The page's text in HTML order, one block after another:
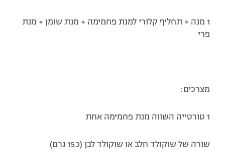
1 מנה = תחליף קלורי למנת פחמימה + מנת שומן + מנת
פרי
מצרכים:
1 טורטייה השווה מנת פחמימה אחת
שורה של שוקולד חלב או שוקולד לבן (כ15 גרם)